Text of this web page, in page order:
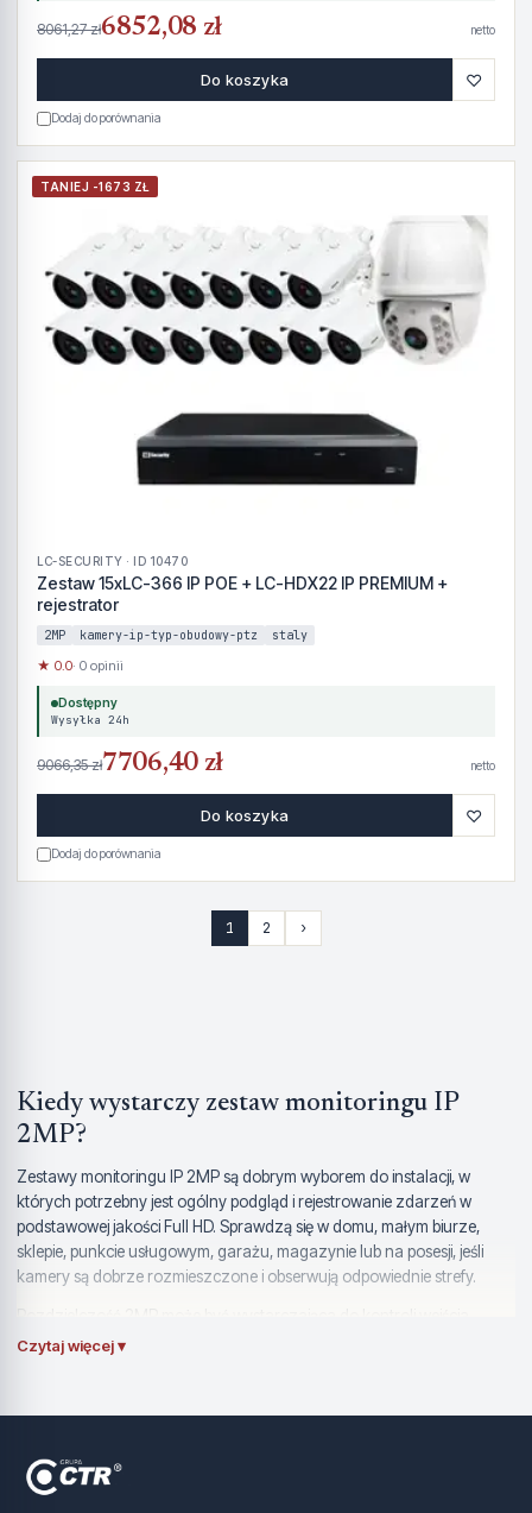
8061,27 zł6852,08 zł netto
Do koszyka ♡
Dodaj do porównania
TANIEJ -1673 ZŁ
LC-SECURITY · ID 10470
Zestaw 15xLC-366 IP POE + LC-HDX22 IP PREMIUM +
rejestrator
2MP kamery-ip-typ-obudowy-ptz staly
★ 0.0· 0 opinii
Dostępny
Wysyłka 24h
9066,35 zł7706,40 zł netto
Do koszyka ♡
Dodaj do porównania
1 2 ›
Kiedy wystarczy zestaw monitoringu IP
2MP?
Zestawy monitoringu IP 2MP są dobrym wyborem do instalacji, w
których potrzebny jest ogólny podgląd i rejestrowanie zdarzeń w
podstawowej jakości Full HD. Sprawdzą się w domu, małym biurze,
sklepie, punkcie usługowym, garażu, magazynie lub na posesji, jeśli
kamery są dobrze rozmieszczone i obserwują odpowiednie strefy.
korytarza, podjazdu, bramy, zaplecza lub niewielkiego pomieszczenia.
rozdzielczość, np. 4MP lub 5MP. Dobór zależy od miejsca montażu i
Zalety niższej rozdzielczości w monitoringu
Czytaj więcej ▾